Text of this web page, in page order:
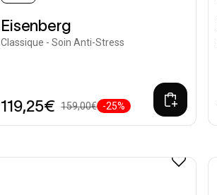
Eisenberg
Classique - Soin Anti-Stress
119,25€ 159,00€ -25%